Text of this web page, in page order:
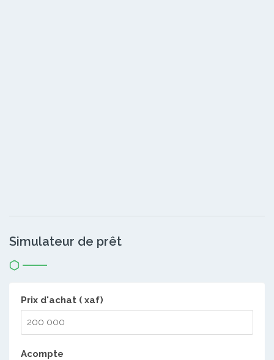
Simulateur de prêt
Prix d'achat ( xaf)
Acompte